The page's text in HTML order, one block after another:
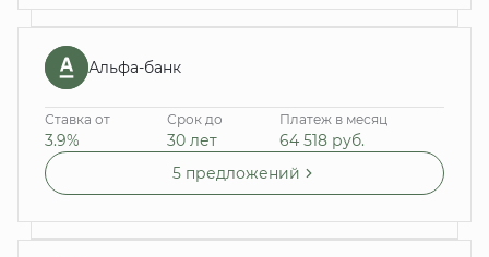
Альфа-банк
Ставка от
3.9%
Срок до
30 лет
Платеж в месяц
64 518 руб.
5 предложений